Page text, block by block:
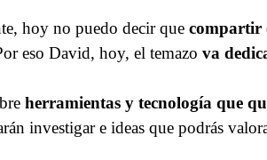
hoy no puedo decir que compartir
eso David, hoy, el temazo va
herramientas y tecnología que
investigar e ideas que podrás